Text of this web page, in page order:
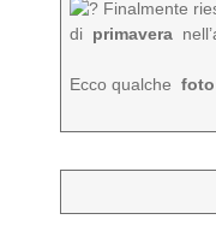
Finalmente
di primavera
Ecco qualche